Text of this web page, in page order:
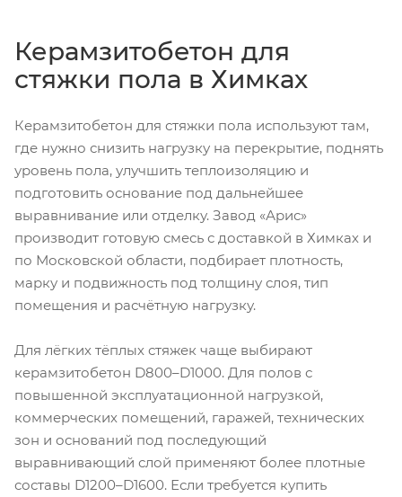
Керамзитобетон для
стяжки пола в Химках
Керамзитобетон для стяжки пола используют там,
где нужно снизить нагрузку на перекрытие, поднять
уровень пола, улучшить теплоизоляцию и
подготовить основание под дальнейшее
выравнивание или отделку. Завод «Арис»
производит готовую смесь с доставкой в Химках и
по Московской области, подбирает плотность,
марку и подвижность под толщину слоя, тип
помещения и расчётную нагрузку.
Для лёгких тёплых стяжек чаще выбирают
керамзитобетон D800–D1000. Для полов с
повышенной эксплуатационной нагрузкой,
коммерческих помещений, гаражей, технических
зон и оснований под последующий
выравнивающий слой применяют более плотные
составы D1200–D1600. Если требуется купить